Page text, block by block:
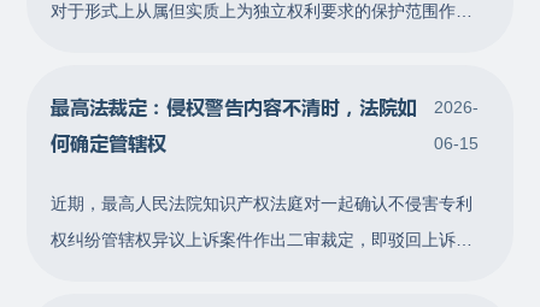
对于形式上从属但实质上为独立权利要求的保护范围作出
从属权利要求作为独立权利要求对待；在确定保护范围
时，应当注意区分该权利要求与其形式上所引用的权利要
求，且该权利要求及其实施例并不能当然地
最高法裁定：侵权警告内容不清时，法院如
何确定管辖权
2026-
06-15
近期，最高人民法院知识产权法庭对一起确认不侵害专利
权纠纷管辖权异议上诉案件作出二审裁定，即驳回上诉，